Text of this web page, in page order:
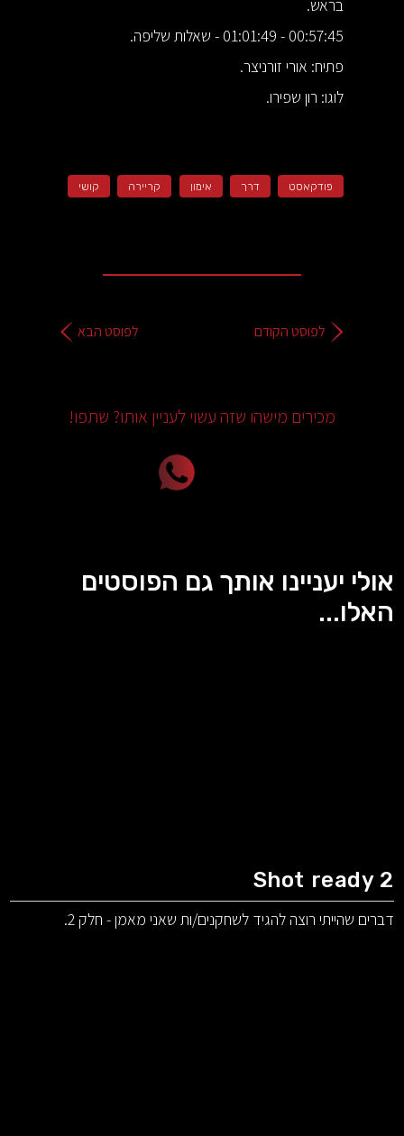
בראש.
00:57:45 - 01:01:49 - שאלות שליפה.
פתיח: אורי זורניצר.
לוגו: רון שפירו.
פודקאסט דרך אימון קריירה קושי
לפוסט הקודם לפוסט הבא
מכירים מישהו שזה עשוי לעניין אותו? שתפו!
אולי יעניינו אותך גם הפוסטים
האלו...
Shot ready 2
דברים שהייתי רוצה להגיד לשחקנים/ות שאני מאמן - חלק 2.